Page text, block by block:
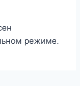
режиме.